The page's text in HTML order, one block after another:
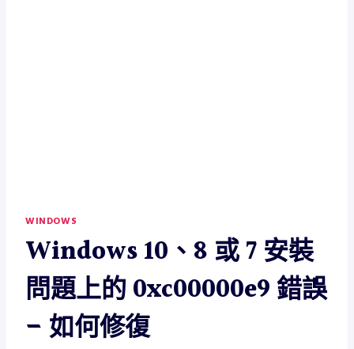
WINDOWS
Windows 10、8 或 7 安裝
問題上的 0xc00000e9 錯誤
– 如何修復